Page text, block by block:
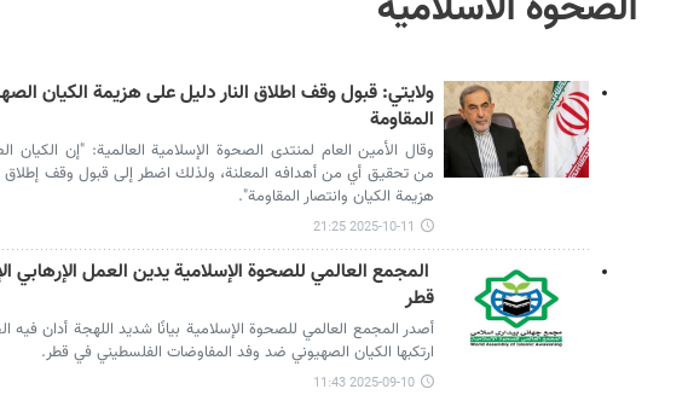
ولايتي: قبول وقف اطلاق النار دليل على هزيمة الكيان
المقاومة
وقال الأمين العام لمنتدى الصحوة الإسلامية العالمية: "إن الكيان
من تحقيق أي من أهدافه المعلنة، ولذلك اضطر إلى قبول وقف إطلاق
هزيمة الكيان وانتصار المقاومة".
2025-10-11 21:25
المجمع العالمي للصحوة الإسلامية يدين العمل الإرهابي
قطر
أصدر المجمع العالمي للصحوة الإسلامية بيانًا شديد اللهجة أدان فيه
ارتكبها الكيان الصهيوني ضد وفد المفاوضات الفلسطيني في قطر.
2025-09-10 11:43